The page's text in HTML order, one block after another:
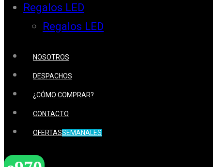
Regalos LED
Regalos LED
NOSOTROS
DESPACHOS
¿CÓMO COMPRAR?
CONTACTO
OFERTASSEMANALES